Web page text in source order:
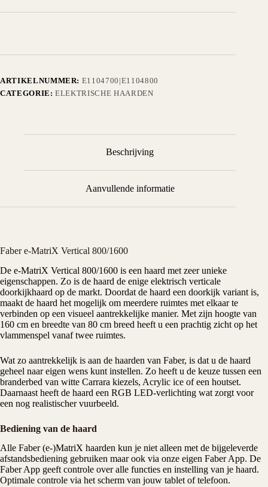
ARTIKELNUMMER: E1104700|E1104800
CATEGORIE:ELEKTRISCHE HAARDEN
Beschrijving
Aanvullende informatie
Faber e-MatriX Vertical 800/1600
De e-MatriX Vertical 800/1600 is een haard met zeer unieke
eigenschappen. Zo is de haard de enige elektrisch verticale
doorkijkhaard op de markt. Doordat de haard een doorkijk variant is,
maakt de haard het mogelijk om meerdere ruimtes met elkaar te
verbinden op een visueel aantrekkelijke manier. Met zijn hoogte van
160 cm en breedte van 80 cm breed heeft u een prachtig zicht op het
vlammenspel vanaf twee ruimtes.
Wat zo aantrekkelijk is aan de haarden van Faber, is dat u de haard
geheel naar eigen wens kunt instellen. Zo heeft u de keuze tussen een
branderbed van witte Carrara kiezels, Acrylic ice of een houtset.
Daarnaast heeft de haard een RGB LED-verlichting wat zorgt voor
een nog realistischer vuurbeeld.
Bediening van de haard
Alle Faber (e-)MatriX haarden kun je niet alleen met de bijgeleverde
afstandsbediening gebruiken maar ook via onze eigen Faber App. De
Faber App geeft controle over alle functies en instelling van je haard.
Optimale controle via het scherm van jouw tablet of telefoon.